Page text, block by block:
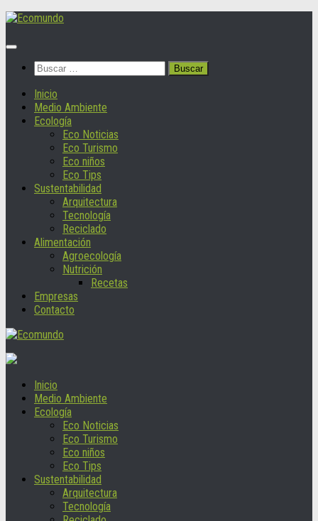
Saltar
contenido
Buscar:
Inicio
Medio Ambiente
Ecología
Eco Noticias
Eco Turismo
Eco niños
Eco Tips
Sustentabilidad
Arquitectura
Tecnología
Reciclado
Alimentación
Agroecología
Nutrición
Recetas
Empresas
Contacto
Inicio
Medio Ambiente
Ecología
Eco Noticias
Eco Turismo
Eco niños
Eco Tips
Sustentabilidad
Arquitectura
Tecnología